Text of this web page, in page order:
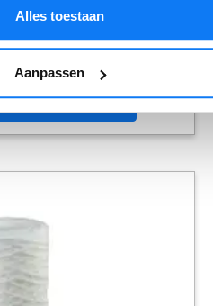
Alles toestaan
Aanpassen
waterfilter
winkelwagen